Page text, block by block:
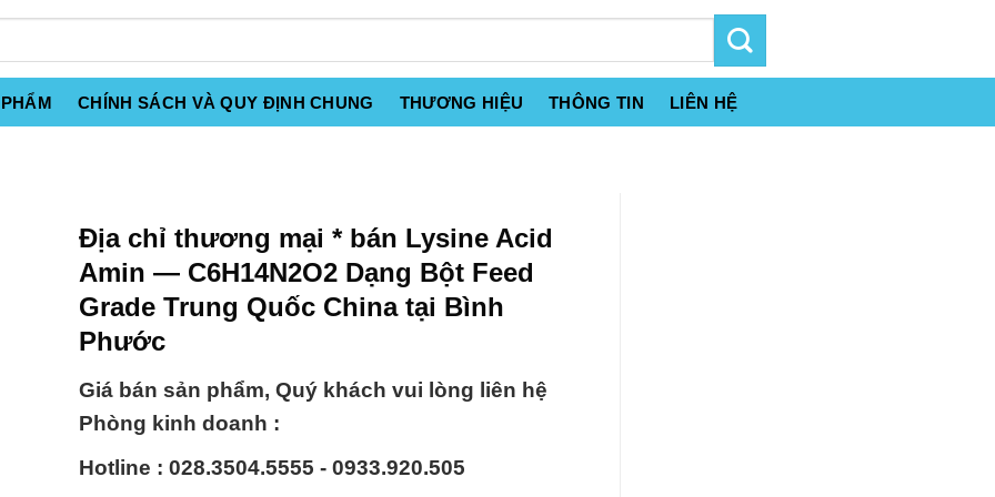
CHÍNH SÁCH VÀ QUY ĐỊNH CHUNG THƯƠNG HIỆU THÔNG TIN LIÊN HỆ
Địa chỉ thương mại * bán Lysine Acid
Amin — C6H14N2O2 Dạng Bột Feed
Grade Trung Quốc China tại Bình
Phước
Giá bán sản phẩm, Quý khách vui lòng liên hệ
Phòng kinh doanh :
Hotline : 028.3504.5555 - 0933.920.505